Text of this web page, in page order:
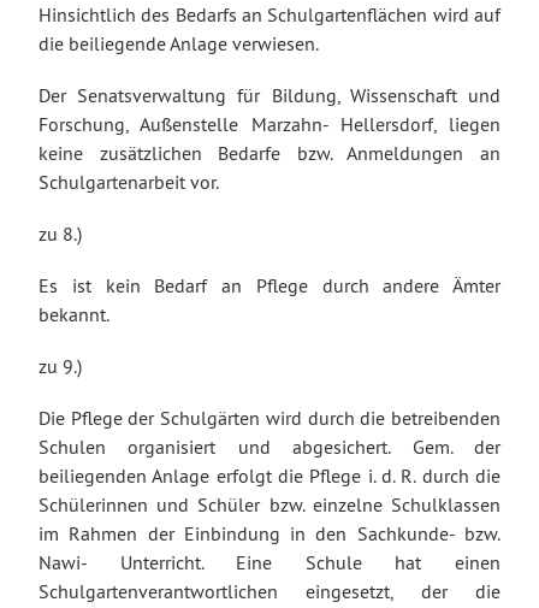
Hinsichtlich des Bedarfs an Schulgartenflächen wird auf
die beiliegende Anlage verwiesen.
Der Senatsverwaltung für Bildung, Wissenschaft und
Forschung, Außenstelle Marzahn- Hellersdorf, liegen
keine zusätzlichen Bedarfe bzw. Anmeldungen an
Schulgartenarbeit vor.
zu 8.)
Es ist kein Bedarf an Pflege durch andere Ämter
bekannt.
zu 9.)
Die Pflege der Schulgärten wird durch die betreibenden
Schulen organisiert und abgesichert. Gem. der
beiliegenden Anlage erfolgt die Pflege i. d. R. durch die
Schülerinnen und Schüler bzw. einzelne Schulklassen
im Rahmen der Einbindung in den Sachkunde- bzw.
Nawi- Unterricht. Eine Schule hat einen
Schulgartenverantwortlichen eingesetzt, der die